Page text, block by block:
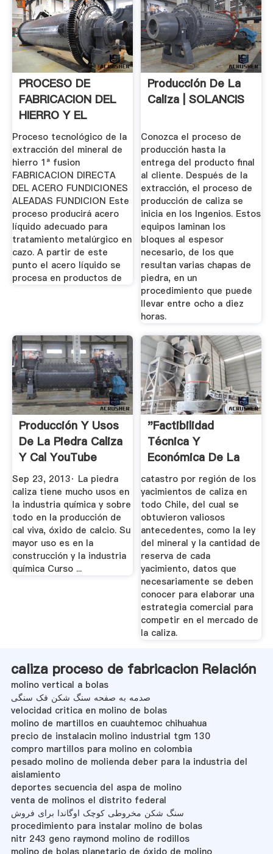
PROCESO DE
FABRICACION DEL
HIERRO Y EL
ACERO By Odilon ...
Proceso tecnológico de la
extracción del mineral de
hierro 1ª fusion
FABRICACION DIRECTA
DEL ACERO FUNDICIONES
ALEADAS FUNDICION Este
proceso producirá acero
líquido adecuado para
tratamiento metalúrgico en
cazo. A partir de este
punto el acero líquido se
procesa en productos de
Producción De La
Caliza | SOLANCIS
Conozca el proceso de
producción hasta la
entrega del producto final
al cliente. Después de la
extracción, el proceso de
producción de caliza se
inicia en los Ingenios. Estos
equipos laminan los
bloques al espesor
necesario, de los que
resultan varias chapas de
piedra, en un
procedimiento que puede
llevar entre ocho a diez
horas.
Producción Y Usos
De La Piedra Caliza
Y Cal YouTube
Sep 23, 2013· La piedra
caliza tiene mucho usos en
la industria química y sobre
todo en la producción de
cal viva, óxido de calcio. Su
mayor uso es en la
construcción y la industria
química Curso ...
"Factibilidad
Técnica Y
Económica De La
Explotación De Un
...
catastro por región de los
yacimientos de caliza en
todo Chile, del cual se
obtuvieron valiosos
antecedentes, como la ley
del mineral y la cantidad de
reserva de cada
yacimiento, datos que
necesariamente se deben
conocer para elaborar una
estrategia comercial para
competir en el mercado de
la caliza.
caliza proceso de fabricacion Relación
molino vertical a bolas
صدمه به صفحه سنگ شکن فک سنگی
velocidad critica en molino de bolas
molino de martillos en cuauhtemoc chihuahua
precio de instalacin molino industrial tgm 130
compro martillos para molino en colombia
pesado molino de molienda deber para la industria del
aislamiento
deportes secuencia del aspa de molino
venta de molinos el distrito federal
سنگ شکن مخروطی کوچک اوگاندا برای فروش
procedimiento para instalar molino de bolas
nitr 243 geno raymond molino de rodillos
molino de bolas planetario de óxido de molino